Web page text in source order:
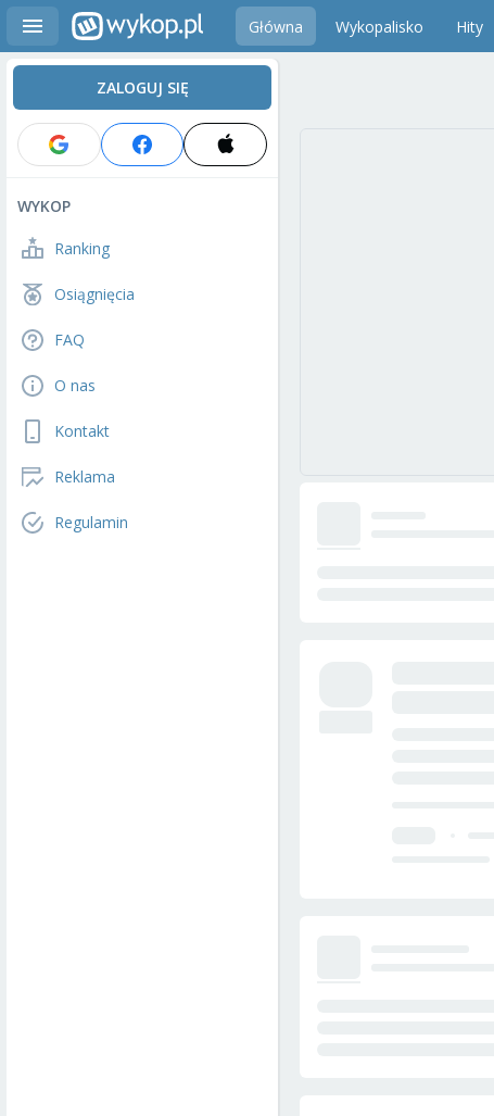
Główna Wykopalisko Hity
ZALOGUJ SIĘ
WYKOP
Ranking
Osiągnięcia
FAQ
O nas
Kontakt
Reklama
Regulamin